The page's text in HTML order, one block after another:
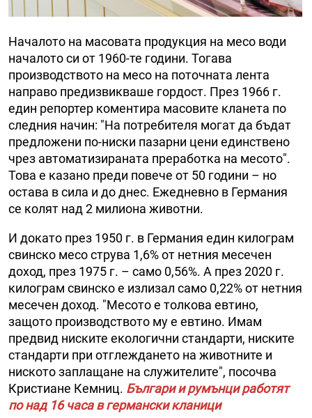
Началото на масовата продукция на месо води
началото си от 1960-те години. Тогава
производството на месо на поточната лента
направо предизвикваше гордост. През 1966 г.
един репортер коментира масовите кланета по
следния начин: "На потребителя могат да бъдат
предложени по-ниски пазарни цени единствено
чрез автоматизираната преработка на месото".
Това е казано преди повече от 50 години – но
остава в сила и до днес. Ежедневно в Германия
се колят над 2 милиона животни.
И докато през 1950 г. в Германия един килограм
свинско месо струва 1,6% от нетния месечен
доход, през 1975 г. – само 0,56%. А през 2020 г.
килограм свинско е излизал само 0,22% от нетния
месечен доход. "Месото е толкова евтино,
защото производството му е евтино. Имам
предвид ниските екологични стандарти, ниските
стандарти при отглеждането на животните и
ниското заплащане на служителите", посочва
Кристиане Кемниц. Българи и румънци работят
по над 16 часа в германски кланици